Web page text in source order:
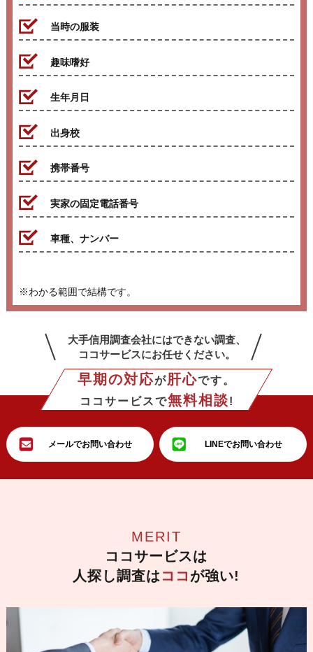
当時の服装
趣味嗜好
生年月日
出身校
携帯番号
実家の固定電話番号
車種、ナンバー
※わかる範囲で結構です。
大手信用調査会社にはできない調査、
ココサービスにお任せください。
早期の対応が肝心です。
ココサービスで無料相談!
メールでお問い合わせ LINEでお問い合わせ
MERIT
ココサービスは
人探し調査は ココ が強い!